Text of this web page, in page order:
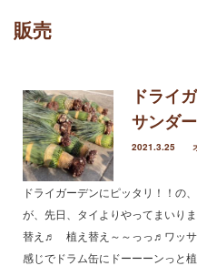
販売
ドライ
サンダ
2021.3.25
ドライガーデンにピッタリ！！の
が、先日、タイよりやってまいり
替え♬ 植え替え～～っっ♬ワッサ
感じでドラム缶にドーーーンっと
Instagram インスラグラム
Facebook フェイスブック
BLOG 記事一覧
アーカイブ
2024年3月
2023年12月
2023年9月
2023年8月